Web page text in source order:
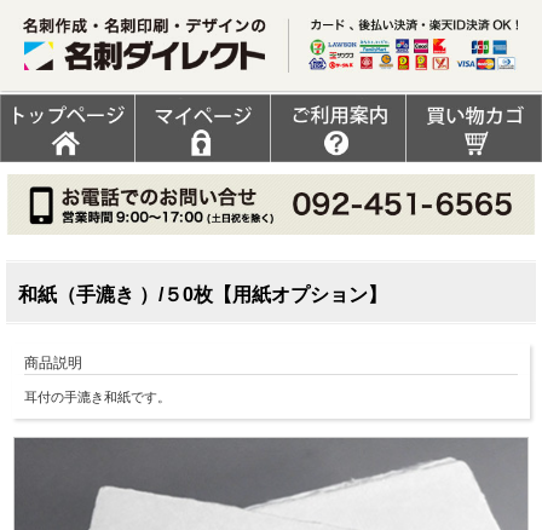
和紙（手漉き ）/５0枚【用紙オプション】
商品説明
耳付の手漉き和紙です。